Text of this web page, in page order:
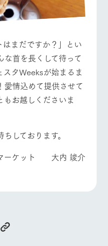
まだですか？」とい
な首を長くして待って
タWeeksが始まるま
愛情込めて提供させて
お越しくださいま
しております。
ーケット 大内 竣介